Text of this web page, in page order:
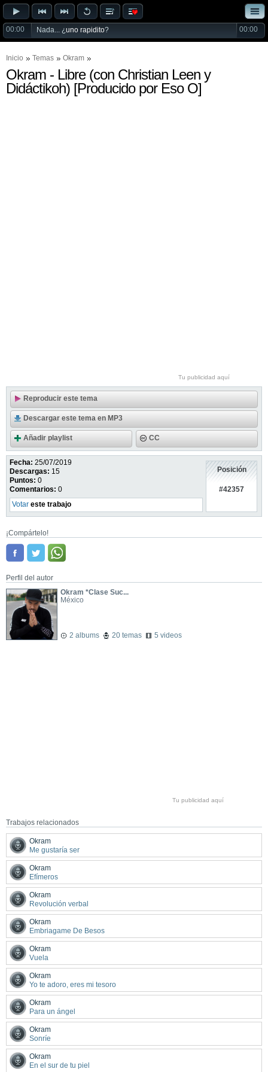
00:00 Nada... ¿uno rapidito? 00:00
Inicio Temas Okram
Okram - Libre (con Christian Leen y
Didáctikoh) [Producido por Eso O]
Tu publicidad aquí
Reproducir este tema
Descargar este tema en MP3
Añadir playlist CC
Fecha: 25/07/2019
Descargas: 15
Puntos: 0
Comentarios: 0
Votar este trabajo
Posición
#42357
¡Compártelo!
Perfil del autor
Okram *Clase Suc...
México
2 albums 20 temas 5 videos
Tu publicidad aquí
Trabajos relacionados
Okram
Me gustaría ser
Okram
Efímeros
Okram
Revolución verbal
Okram
Embriagame De Besos
Okram
Vuela
Okram
Yo te adoro, eres mi tesoro
Okram
Para un ángel
Okram
Sonríe
Okram
En el sur de tu piel